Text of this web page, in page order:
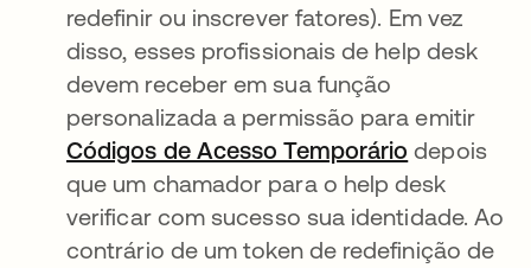
redefinir ou inscrever fatores). Em vez
disso, esses profissionais de help desk
devem receber em sua função
personalizada a permissão para emitir
Códigos de Acesso Temporário depois
que um chamador para o help desk
verificar com sucesso sua identidade. Ao
contrário de um token de redefinição de